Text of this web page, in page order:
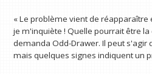
« Le problème vient de réapparaître
je m'inquiète ! Quelle pourrait être la
demanda Odd-Drawer. Il peut
mais quelques signes indiquent un